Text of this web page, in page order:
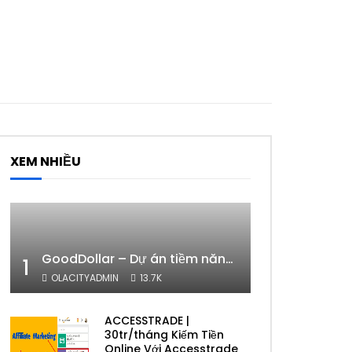
XEM NHIỀU
1 GoodDollar – Dự án tiềm năng của eToro có phải lừa đảo hay không?
OLACITYADMIN 13.7K
ACCESSTRADE |
30tr/tháng Kiếm Tiền
Online Với Accesstrade